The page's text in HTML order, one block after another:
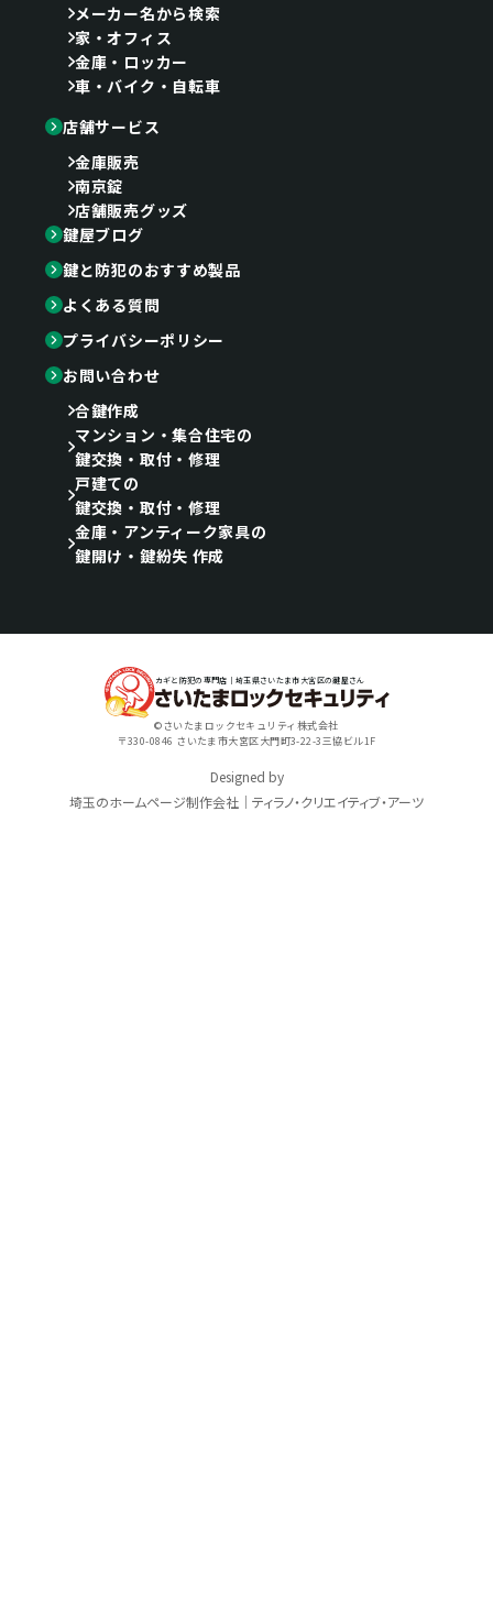
メーカー名から検索
家・オフィス
金庫・ロッカー
車・バイク・自転車
店舗サービス
金庫販売
南京錠
店舗販売グッズ
鍵屋ブログ
鍵と防犯のおすすめ製品
よくある質問
プライバシーポリシー
お問い合わせ
合鍵作成
マンション・集合住宅の
鍵交換・取付・修理
戸建ての
鍵交換・取付・修理
金庫・アンティーク家具の
鍵開け・鍵紛失 作成
カギと防犯の専門店｜埼玉県さいたま市大宮区の鍵屋さん
©さいたまロックセキュリティ株式会社
〒330-0846 さいたま市大宮区大門町3-22-3三協ビル1F
Designed by
埼玉のホームページ制作会社｜ティラノ・クリエイティブ・アーツ